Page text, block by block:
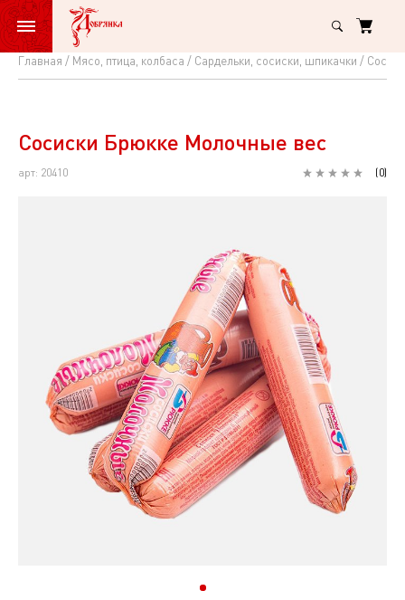
Главная Мясо, птица, колбаса Сардельки, сосиски, шпикачки
Сосиски
Молочные
вес
Сосиски Брюкке Молочные вес
арт: 20410 (0)